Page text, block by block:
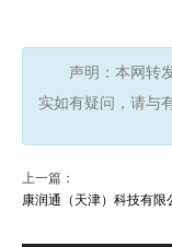
声明：本网转
实如有疑问，请与
上一篇：
康润通（天津）科技有限